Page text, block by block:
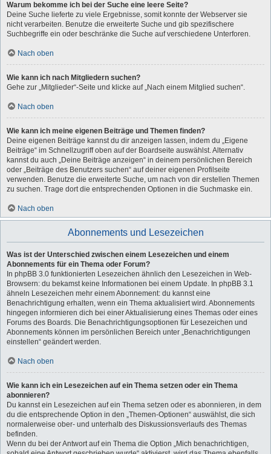
Warum bekomme ich bei der Suche eine leere Seite?
Deine Suche lieferte zu viele Ergebnisse, somit konnte der Webserver sie
nicht verarbeiten. Benutze die erweiterte Suche und gib spezifischere
Suchbegriffe ein oder beschränke die Suche auf verschiedene Unterforen.
Nach oben
Wie kann ich nach Mitgliedern suchen?
Gehe zur „Mitglieder“-Seite und klicke auf „Nach einem Mitglied suchen“.
Nach oben
Wie kann ich meine eigenen Beiträge und Themen finden?
Deine eigenen Beiträge kannst du dir anzeigen lassen, indem du „Eigene
Beiträge“ im Schnellzugriff oben auf der Boardseite auswählst. Alternativ
kannst du auch „Deine Beiträge anzeigen“ in deinem persönlichen Bereich
oder „Beiträge des Benutzers suchen“ auf deiner eigenen Profilseite
verwenden. Benutze die erweiterte Suche, um nach von dir erstellen Themen
zu suchen. Trage dort die entsprechenden Optionen in die Suchmaske ein.
Nach oben
Abonnements und Lesezeichen
Was ist der Unterschied zwischen einem Lesezeichen und einem
Abonnements für ein Thema oder Forum?
In phpBB 3.0 funktionierten Lesezeichen ähnlich den Lesezeichen in Web-
Browsern: du bekamst keine Informationen bei einem Update. In phpBB 3.1
ähneln Lesezeichen mehr einem Abonnement: du kannst eine
Benachrichtigung erhalten, wenn ein Thema aktualisiert wird. Abonnements
hingegen informieren dich bei einer Aktualisierung eines Themas oder eines
Forums des Boards. Die Benachrichtigungsoptionen für Lesezeichen und
Abonnements können im persönlichen Bereich unter „Benachrichtigungen
einstellen“ geändert werden.
Nach oben
Wie kann ich ein Lesezeichen auf ein Thema setzen oder ein Thema
abonnieren?
Du kannst ein Lesezeichen auf ein Thema setzen oder es abonnieren, in dem
du die entsprechende Option in den „Themen-Optionen“ auswählst, die sich
normalerweise ober- und unterhalb des Diskussionsverlaufs des Themas
befinden.
Wenn du bei der Antwort auf ein Thema die Option „Mich benachrichtigen,